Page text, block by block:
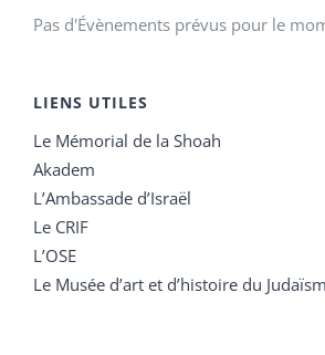
Pas d'Évènements prévus pour le
LIENS UTILES
Le Mémorial de la Shoah
Akadem
L’Ambassade d’Israël
Le CRIF
L’OSE
Le Musée d’art et d’histoire du